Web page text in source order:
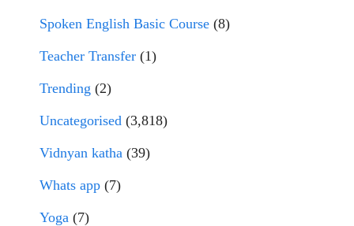
Spoken English Basic Course (8)
Teacher Transfer (1)
Trending (2)
Uncategorised (3,818)
Vidnyan katha (39)
Whats app (7)
Yoga (7)